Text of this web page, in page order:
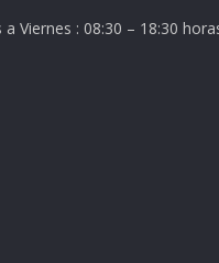
a Viernes : 08:30 – 18:30